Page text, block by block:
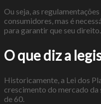
Ou seja, as
consumidores, mas é
para garantir que seu direito.
O que diz a
Historicamente, a Lei dos
crescimento do mercado da
de 60.